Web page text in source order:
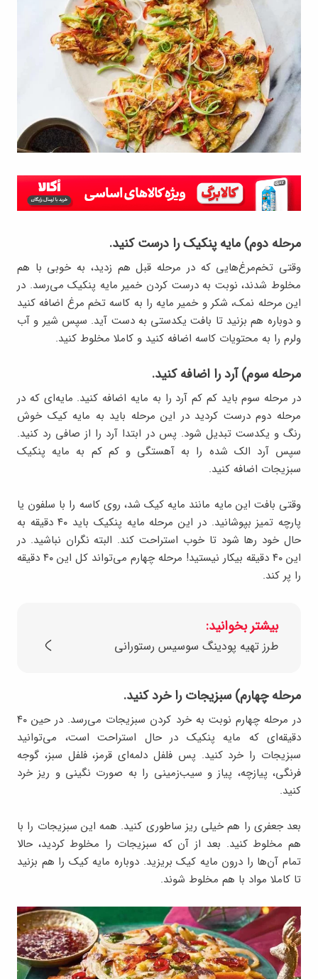
مرحله دوم) مایه پنکیک را درست کنید.
وقتی تخم‌مرغ‌هایی که در مرحله قبل هم زدید، به خوبی با هم
مخلوط شدند، نوبت به درست کردن خمیر مایه پنکیک می‌رسد. در
این مرحله نمک، شکر و خمیر مایه را به کاسه تخم مرغ اضافه کنید
و دوباره هم بزنید تا بافت یکدستی به دست آید. سپس شیر و آب
ولرم را به محتویات کاسه اضافه کنید و کاملا مخلوط کنید.
مرحله سوم) آرد را اضافه کنید.
در مرحله سوم باید کم کم آرد را به مایه اضافه کنید. مایه‌ای که در
مرحله دوم درست کردید در این مرحله باید به مایه کیک خوش
رنگ و یکدست تبدیل شود. پس در ابتدا آرد را از صافی رد کنید.
سپس آرد الک شده را به آهستگی و کم کم به مایه پنکیک
سبزیجات اضافه کنید.
وقتی بافت این مایه مانند مایه کیک شد، روی کاسه را با سلفون یا
پارچه تمیز بپوشانید. در این مرحله مایه پنکیک باید ۴۰ دقیقه به
حال خود رها شود تا خوب استراحت کند. البته نگران نباشید. در
این ۴۰ دقیقه بیکار نیستید! مرحله چهارم می‌تواند کل این ۴۰ دقیقه
را پر کند.
بیشتر بخوانید:
طرز تهیه پودینگ سوسیس رستورانی
مرحله چهارم) سبزیجات را خرد کنید.
در مرحله چهارم نوبت به خرد کردن سبزیجات می‌رسد. در حین ۴۰
دقیقه‌ای که مایه پنکیک در حال استراحت است، می‌توانید
سبزیجات را خرد کنید. پس فلفل دلمه‌ای قرمز، فلفل سبز، گوجه
فرنگی، پیازچه، پیاز و سیب‌زمینی را به صورت نگینی و ریز خرد
کنید.
بعد جعفری را هم خیلی ریز ساطوری کنید. همه این سبزیجات را با
هم مخلوط کنید. بعد از آن که سبزیجات را مخلوط کردید، حالا
تمام آن‌ها را درون مایه کیک بریزید. دوباره مایه کیک را هم بزنید
تا کاملا مواد با هم مخلوط شوند.